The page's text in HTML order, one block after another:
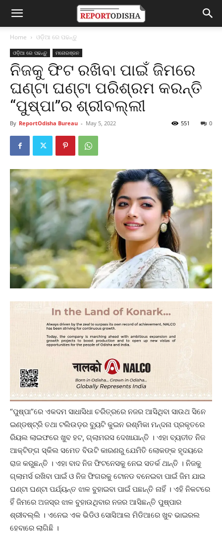
Home ଓଡ଼ିଆ ରେ ପଢନ୍ତୁ
ଓଡ଼ିଆ ରେ ପଢନ୍ତୁ ମନୋରଞ୍ଜନ
ନିଜକୁ ଫିଟ ରଖିବା ପାଇଁ ଜିମରେ
ଘଣ୍ଟା ଘଣ୍ଟା ପରିଶ୍ରମ କରନ୍ତି
“ପୁଷ୍ପା”ର ଶ୍ରୀବଲ୍ଲୀ
By ReportOdisha Bureau - May 5, 2022 0
551
“ପୁଷ୍ପା”ରେ ଏକଦମ ସାଧାସିଧା ଚରିତ୍ରରେ ନଜର ଆସିଥିବା ସାଉଥ ସିନେ
ଇଣ୍ଡଷ୍ଟ୍ରି ତଥା ଟଲିଉଡ଼ର ବ୍ୟୁଟି କୁଇନ ରଶ୍ମିକା ମନ୍ଦନା ପ୍ରକୃତରେ
ରିୟଲ ଲାଇଫରେ ଖୁବ ହଟ, ଗ୍ଲାମରସ ଦେଖାଯାନ୍ତି । ଏହା ବ୍ୟତୀତ ନିଜ
ଆକ୍ଟିଙ୍ଗ ସ୍କିଲ ସମେତ ବିଉଟି କାରଣରୁ ଯେମିତି ଲୋକଙ୍କ ହୃଦୟରେ
ରାଜ କରୁଛନ୍ତି । ଏହା ବାଦ ନିଜ ଫିଟନେସକୁ ନେଇ ସତର୍କ ଥାନ୍ତି । ନିଜକୁ
ଗ୍ଲାମର୍ସ ରଖିବା ପାଇଁ ଓ ନିଜ ଫିଗରକୁ ଟୋନଡ ବନେଇବା ପାଇଁ ଜିମ ଯାଇ
ଘଣ୍ଟା ଘଣ୍ଟା ପର୍ଯ୍ୟନ୍ତ ଝାଳ ବୁହାଇବା ପାଇଁ ପଛାନ୍ତି ନାହିଁ । ଏହି ନିକଟରେ
ହିଁ ଜିମରେ ଅଜସ୍ର ଝାଳ ବୁହାଉଥିବାର ନଜର ଆସିଛନ୍ତି ପୁଷ୍ପାର
ଶ୍ରୀବଲ୍ଲି । ଏନେଇ ଏକ ଭିଡିଓ ସୋସିଆଲ ମିଡିଆରେ ଖୁବ ଭାଇରଲ
ହେବାରେ ଲାଗିଛି ।